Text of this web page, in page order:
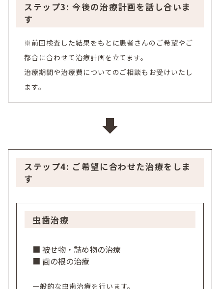
ステップ3: 今後の治療計画を話し合いま
す
※前回検査した結果をもとに患者さんのご希望やご
都合に合わせて治療計画を立てます。
治療期間や治療費についてのご相談もお受けいたし
ます。
ステップ4: ご希望に合わせた治療をしま
す
虫歯治療
■ 被せ物・詰め物の治療
■ 歯の根の治療
一般的な虫歯治療を行います。